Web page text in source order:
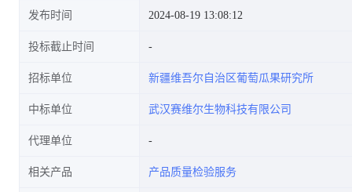
发布时间 2024-08-19 13:08:12
投标截止时间
招标单位 新疆维吾尔自治区葡萄瓜果研究所
中标单位 武汉赛维尔生物科技有限公司
代理单位
相关产品 产品质量检验服务